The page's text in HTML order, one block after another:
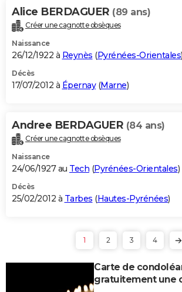
Alice BERDAGUER (89 ans)
Créer une cagnotte obsèques
Naissance
26/12/1922 à Reynès (Pyrénées-Orientales)
Décès
17/07/2012 à Épernay(Marne)
Andree BERDAGUER (84 ans)
Créer une cagnotte obsèques
Naissance
24/06/1927 au Tech (Pyrénées-Orientales)
Décès
25/02/2012 à Tarbes (Hautes-Pyrénées)
1 2 3 4
Carte de
gratuitement une